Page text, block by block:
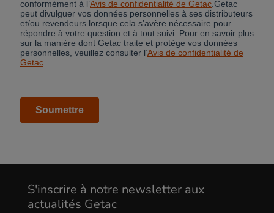
S'inscrire à notre newsletter aux
actualités Getac